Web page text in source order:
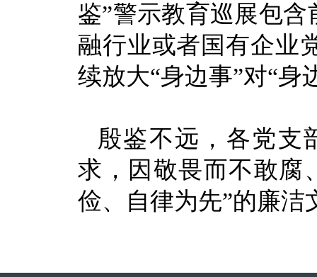
鉴”警示教育巡展包
融行业或者国有企业
续放大“身边事”对“身
殷鉴不远，各党支
求，因敬畏而不敢腐
俭、自律为先”的廉洁